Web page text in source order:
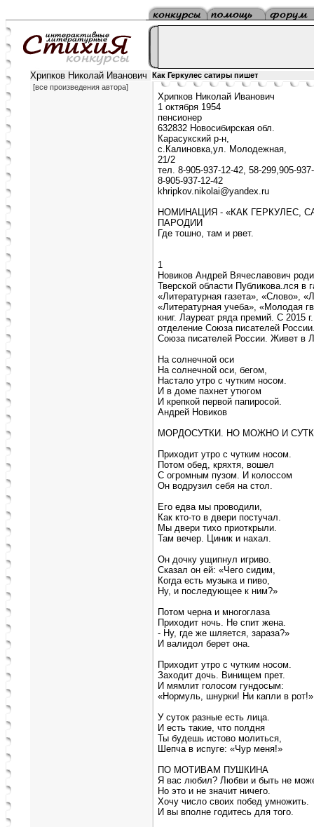
Хрипков Николай Иванович
Как Геркулес сатиры пишет
[все произведения автора]
Хрипков Николай Иванович
1 октября 1954
пенсионер
632832 Новосибирская обл.
Карасукский р-н,
с.Калиновка,ул. Молодежная,
21/2
тел. 8-905-937-12-42, 58-299,905-
8-905-937-12-42
khripkov.nikolai@yandex.ru
НОМИНАЦИЯ - «КАК ГЕРКУЛЕС,
ПАРОДИИ
Где тошно, там и рвет.
1
Новиков Андрей Вячеславович
Тверской области Публикова.лся в
«Литературная газета», «Слово»,
«Литературная учеба», «Молодая
книг. Лауреат ряда премий. С 2015
отделение Союза писателей
Союза писателей России. Живет в
На солнечной оси
На солнечной оси, бегом,
Настало утро с чутким носом.
И в доме пахнет утюгом
И крепкой первой папиросой.
Андрей Новиков
МОРДОСУТКИ. НО МОЖНО И
Приходит утро с чутким носом.
Потом обед, кряхтя, вошел
С огромным пузом. И колоссом
Он водрузил себя на стол.
Его едва мы проводили,
Как кто-то в двери постучал.
Мы двери тихо приоткрыли.
Там вечер. Циник и нахал.
Он дочку ущипнул игриво.
Сказал он ей: «Чего сидим,
Когда есть музыка и пиво,
Ну, и последующее к ним?»
Потом черна и многоглаза
Приходит ночь. Не спит жена.
- Ну, где же шляется, зараза?»
И валидол берет она.
Приходит утро с чутким носом.
Заходит дочь. Винищем прет.
И мямлит голосом гундосым:
«Нормуль, шнурки! Ни капли в рот!»
У суток разные есть лица.
И есть такие, что полдня
Ты будешь истово молиться,
Шепча в испуге: «Чур меня!»
ПО МОТИВАМ ПУШКИНА
Я вас любил? Любви и быть не
Но это и не значит ничего.
Хочу число своих побед умножить.
И вы вполне годитесь для того.